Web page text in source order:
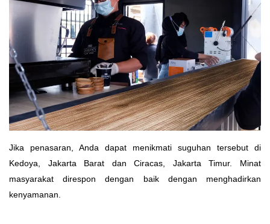
Jika penasaran, Anda dapat menikmati suguhan tersebut di
Kedoya, Jakarta Barat dan Ciracas, Jakarta Timur. Minat
masyarakat direspon dengan baik dengan menghadirkan
kenyamanan.